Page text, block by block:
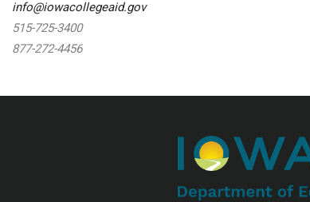
info@iowacollegeaid.gov
515-725-3400
877-272-4456